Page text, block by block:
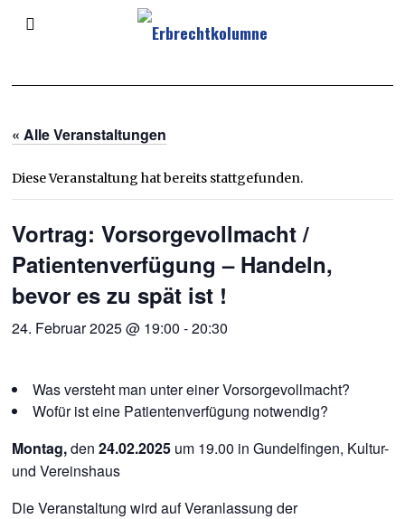
« Alle Veranstaltungen
Diese Veranstaltung hat bereits stattgefunden.
Vortrag: Vorsorgevollmacht /
Patientenverfügung – Handeln,
bevor es zu spät ist !
24. Februar 2025 @ 19:00 -20:30
Was versteht man unter einer Vorsorgevollmacht?
Wofür ist eine Patientenverfügung notwendig?
Montag,den 24.02.2025 um 19.00 in Gundelfingen, Kultur-
und Vereinshaus
Die Veranstaltung wird auf Veranlassung der